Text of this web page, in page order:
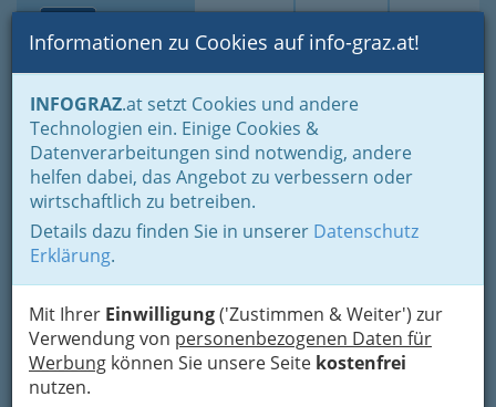
Suche Login Toggle
Informationen zu Cookies auf info-graz.at!
INFOGRAZ.at setzt Cookies und andere
Technologien ein. Einige Cookies &
Datenverarbeitungen sind notwendig, andere
helfen dabei, das Angebot zu verbessern oder
wirtschaftlich zu betreiben.
Details dazu finden Sie in unserer Datenschutz
Erklärung.
Mit Ihrer Einwilligung('Zustimmen & Weiter') zur
Verwendung von personenbezogenen Daten für
Werbung können Sie unsere Seite kostenfrei
nutzen.
Home Branchen
Gewerbe, Handwerk, Banken
Gewerbe & Handwerk, Gliederung der WKO
Bauhilfsgewerbe
Wärme-, Kälte-, Schall- & Branddämmer
Elisabeth Rosenberger
Hüttenbrennergasse 17, 8010 Graz
Karte
Adresse mit Google Maps anschauen